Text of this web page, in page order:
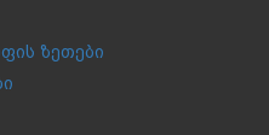
ზეთები